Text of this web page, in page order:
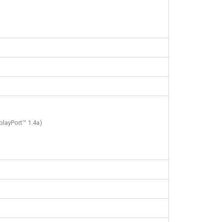
1.4a)